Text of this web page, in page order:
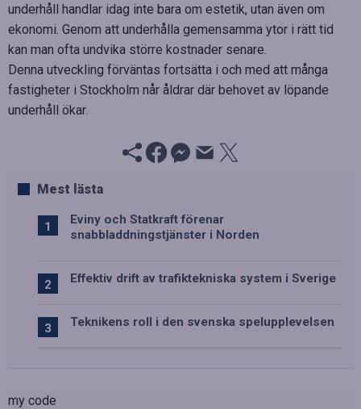
underhåll handlar idag inte bara om estetik, utan även om
ekonomi. Genom att underhålla gemensamma ytor i rätt tid
kan man ofta undvika större kostnader senare.
Denna utveckling förväntas fortsätta i och med att många
fastigheter i Stockholm når åldrar där behovet av löpande
underhåll ökar.
Mest lästa
Eviny och Statkraft förenar
snabbladdningstjänster i Norden
Effektiv drift av trafiktekniska system i Sverige
Teknikens roll i den svenska spelupplevelsen
my code